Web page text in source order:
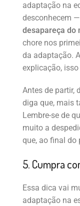
adaptação na
desconhecem —
desapareça do
chore nos
da adaptação.
explicação,
Antes de partir,
diga que, mais
Lembre-se de
muito a
que, ao final do
5. Cumpra
Essa dica vai
adaptação na